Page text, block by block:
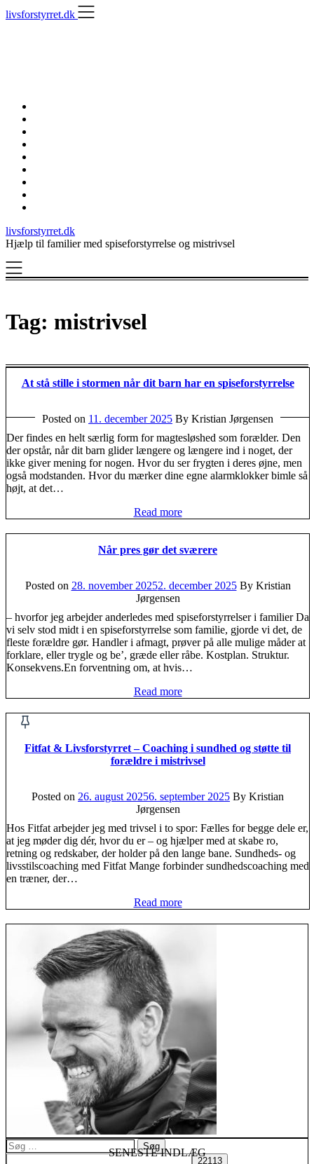
Skip
to
livsforstyrret.dk
livsforstyrret.dk
Hjælp til familier med spiseforstyrrelse og mistrivsel
Tag: mistrivsel
At stå stille i stormen når dit barn har en spiseforstyrrelse
Posted on 11. december 2025 By Kristian Jørgensen
Der findes en helt særlig form for magtesløshed som forælder. Den
der opstår, når dit barn glider længere og længere ind i noget, der
ikke giver mening for nogen. Hvor du ser frygten i deres øjne, men
også modstanden. Hvor du mærker dine egne alarmklokker bimle så
højt, at det…
Read more
Når pres gør det sværere
Posted on 28. november 20252. december 2025 By Kristian
Jørgensen
– hvorfor jeg arbejder anderledes med spiseforstyrrelser i familier Da
vi selv stod midt i en spiseforstyrrelse som familie, gjorde vi det, de
fleste forældre gør. Handler i afmagt, prøver på alle mulige måder at
forklare, eller trygle og be’, græde eller råbe. Kostplan. Struktur.
Konsekvens.En forventning om, at hvis…
Read more
Fitfat & Livsforstyrret – Coaching i sundhed og støtte til
forældre i mistrivsel
Posted on 26. august 20256. september 2025 By Kristian
Jørgensen
Hos Fitfat arbejder jeg med trivsel i to spor: Fælles for begge dele er,
at jeg møder dig dér, hvor du er – og hjælper med at skabe ro,
retning og redskaber, der holder på den lange bane. Sundheds- og
livsstilscoaching med Fitfat Mange forbinder sundhedscoaching med
en træner, der…
Read more
Søg
efter:
SENESTE INDLÆG